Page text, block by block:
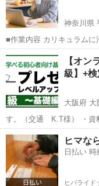
神奈川県
■作業内容 カリキュラムに沿って行う文字入力、 求人記事の作成、お
問い合わせ対応、 SNS運営な
方でも安心して始められ
す ...
神奈川 平塚市 キャ
【オン
級】+
大阪府 大
す。（交通
れと最初の…
大阪 大阪市 セミ
ヒマな
日払い 時
ヒバライド